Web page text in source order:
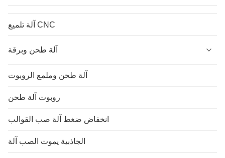
آلة تلميع CNC
آلة طحن وبرقة
آلة طحن وملمع الروبوت
روبوت آلة طحن
انخفاض ضغط آلة صب القوالب
الجاذبية يموت الصب آلة